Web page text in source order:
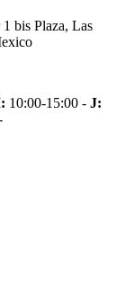
bis Plaza, Las
10:00-15:00 - J: